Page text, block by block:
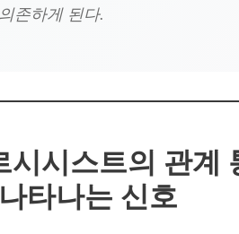
존하게 된다.
시시스트의 관계
타나는 신호